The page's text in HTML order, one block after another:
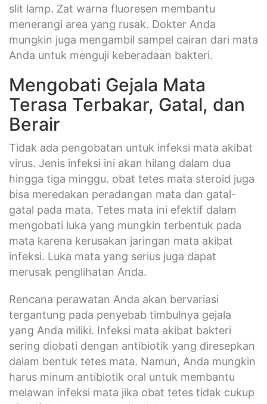
slit lamp. Zat warna fluoresen membantu
menerangi area yang rusak. Dokter Anda
mungkin juga mengambil sampel cairan dari mata
Anda untuk menguji keberadaan bakteri.
Mengobati Gejala Mata
Terasa Terbakar, Gatal, dan
Berair
Tidak ada pengobatan untuk infeksi mata akibat
virus. Jenis infeksi ini akan hilang dalam dua
hingga tiga minggu. obat tetes mata steroid juga
bisa meredakan peradangan mata dan gatal-
gatal pada mata. Tetes mata ini efektif dalam
mengobati luka yang mungkin terbentuk pada
mata karena kerusakan jaringan mata akibat
infeksi. Luka mata yang serius juga dapat
merusak penglihatan Anda.
Rencana perawatan Anda akan bervariasi
tergantung pada penyebab timbulnya gejala
yang Anda miliki. Infeksi mata akibat bakteri
sering diobati dengan antibiotik yang diresepkan
dalam bentuk tetes mata. Namun, Anda mungkin
harus minum antibiotik oral untuk membantu
melawan infeksi mata jika obat tetes tidak cukup